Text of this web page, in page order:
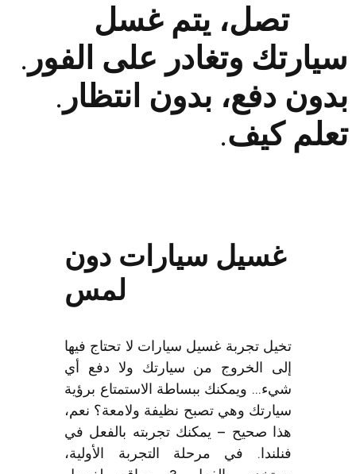
يتم غسل
وتغادر على الفور.
بدون انتظار.
سيارات دون
تجربة غسيل سيارات لا تحتاج فيها
الخروج من سيارتك ولا دفع أي
ويمكنك ببساطة الاستمتاع برؤية
وهي تصبح نظيفة ولامعة؟ نعم،
صحيح – يمكنك تجربته بالفعل في
في مرحلة التجربة الأولية،